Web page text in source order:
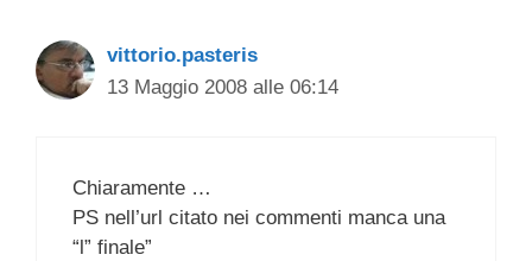
vittorio.pasteris
13 Maggio 2008 alle 06:14
Chiaramente …
PS nell’url citato nei commenti manca una
“l” finale”